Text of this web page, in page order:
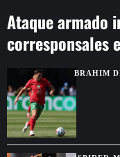
Ataque armado
corresponsales
WashingtonBRAHIM